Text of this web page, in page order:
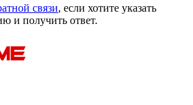
связи, если хотите указать
и получить ответ.